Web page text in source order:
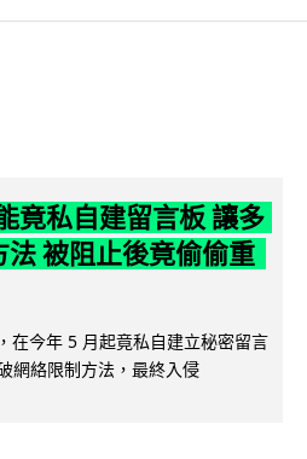
竟私自建留言板 讓多
被阻止後竟偷偷重
在今年 5 月起竟私自建立秘密留言
網絡限制方法，最終入侵